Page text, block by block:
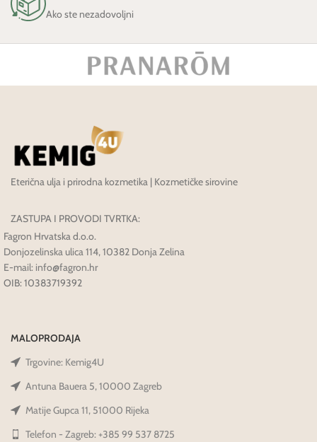
Ako ste nezadovoljni
Eterična ulja i prirodna kozmetika | Kozmetičke sirovine
ZASTUPA I PROVODI TVRTKA:
Fagron Hrvatska d.o.o.
Donjozelinska ulica 114, 10382 Donja Zelina
E-mail: info@fagron.hr
OIB: 10383719392
MALOPRODAJA
Trgovine: Kemig4U
Antuna Bauera 5, 10000 Zagreb
Matije Gupca 11, 51000 Rijeka
Telefon - Zagreb: +385 99 537 8725